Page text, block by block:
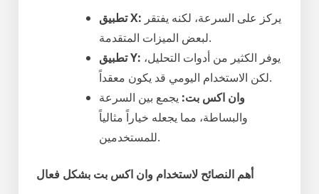
تطبيق X:
لبعض الميزات المتقدمة.
تطبيق Y:
لكن الاستخدام اليومي قد يكون معقداً.
وان اكس بت: يجمع بين السرعة
والبساطة، مما يجعله خياراً مثالياً
للمستخدمين.
أهم النصائح لاستخدام وان اكس بت بشكل فعال